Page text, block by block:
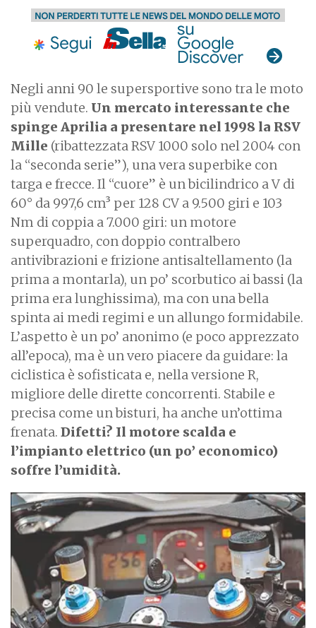
Negli anni 90 le supersportive sono tra le moto
più vendute. Un mercato interessante che
spinge Aprilia a presentare nel 1998 la RSV
Mille (ribattezzata RSV 1000 solo nel 2004 con
la “seconda serie”), una vera superbike con
targa e frecce. Il “cuore” è un bicilindrico a V di
60° da 997,6 cm³ per 128 CV a 9.500 giri e 103
Nm di coppia a 7.000 giri: un motore
superquadro, con doppio contralbero
antivibrazioni e frizione antisaltellamento (la
prima a montarla), un po’ scorbutico ai bassi (la
prima era lunghissima), ma con una bella
spinta ai medi regimi e un allungo formidabile.
L’aspetto è un po’ anonimo (e poco apprezzato
all’epoca), ma è un vero piacere da guidare: la
ciclistica è sofisticata e, nella versione R,
migliore delle dirette concorrenti. Stabile e
precisa come un bisturi, ha anche un’ottima
frenata. Difetti? Il motore scalda e
l’impianto elettrico (un po’ economico)
soffre l’umidità.
I
m
g